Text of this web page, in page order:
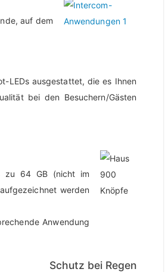
auf dem
LEDs ausgestattet, die es Ihnen
bei den Besuchern/Gästen
zu 64 GB (nicht im
werden
Anwendung
Schutz bei Regen